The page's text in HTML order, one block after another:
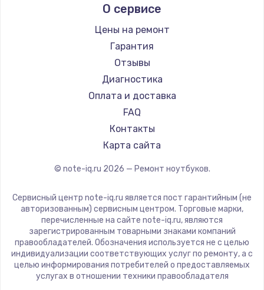
Ремонт ноутбуков Predator
Ремонт ноутбуков iru
Ремонт ноутбуков Machenike
Ремонт ноутбуков DEXP
Ремонт ноутбуков Teclast
Ремонт ноутбуков CHUWI
Ремонт ноутбуков Colorful
Aquarius
Gigabyte
Aorus
Maibenben
Getac
Epson
Philips
LG
Panasonic
ZTE
Hiper
Evga
Google
Echips
О сервисе
Цены на ремонт
Гарантия
Отзывы
Диагностика
Оплата и доставка
FAQ
Контакты
Карта сайта
© note-iq.ru 2026 — Ремонт ноутбуков.
Сервисный центр note-iq.ru является пост гарантийным (не
авторизованным) сервисным центром. Торговые марки,
перечисленные на сайте note-iq.ru, являются
зарегистрированным товарными знаками компаний
правообладателей. Обозначения используется не с целью
индивидуализации соответствующих услуг по ремонту, а с
целью информирования потребителей о предоставляемых
услугах в отношении техники правообладателя